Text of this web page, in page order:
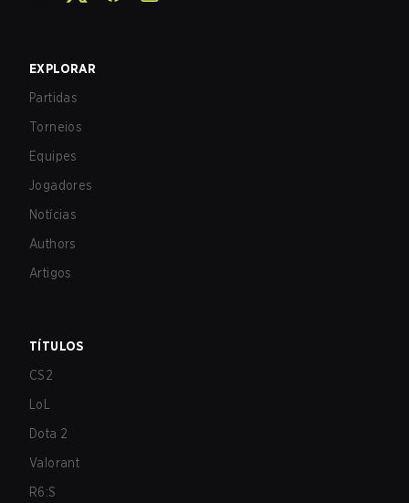
EXPLORAR
Partidas
Torneios
Equipes
Jogadores
Notícias
Authors
Artigos
TÍTULOS
CS2
LoL
Dota 2
Valorant
R6:S